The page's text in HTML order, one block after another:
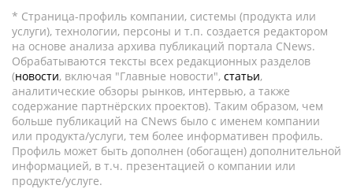
* Страница-профиль компании, системы (продукта или
услуги), технологии, персоны и т.п. создается редактором
на основе анализа архива публикаций портала CNews.
Обрабатываются тексты всех редакционных разделов
(новости, включая "Главные новости", статьи,
аналитические обзоры рынков, интервью, а также
содержание партнёрских проектов). Таким образом, чем
больше публикаций на CNews было с именем компании
или продукта/услуги, тем более информативен профиль.
Профиль может быть дополнен (обогащен) дополнительной
информацией, в т.ч. презентацией о компании или
продукте/услуге.